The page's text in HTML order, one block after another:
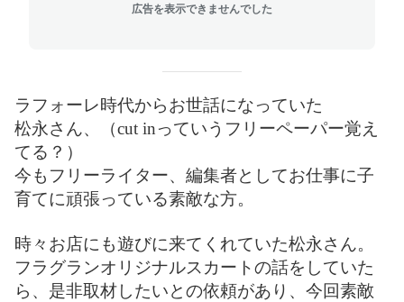
広告を表示できませんでした
ラフォーレ時代からお世話になっていた
松永さん、（cut inっていうフリーペーパー覚え
てる？）
今もフリーライター、編集者としてお仕事に子
育てに頑張っている素敵な方。
時々お店にも遊びに来てくれていた松永さん。
フラグランオリジナルスカートの話をしていた
ら、是非取材したいとの依頼があり、今回素敵